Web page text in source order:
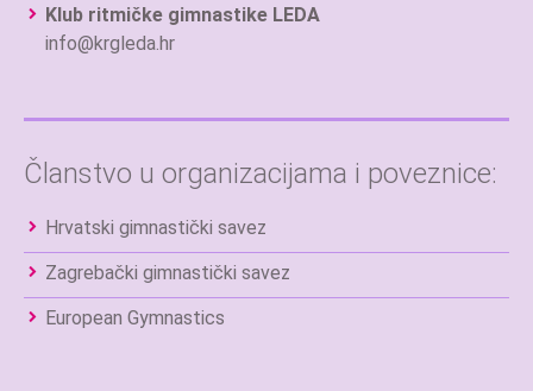
Klub ritmičke gimnastike LEDA
info@krgleda.hr
Članstvo u organizacijama i poveznice:
Hrvatski gimnastički savez
Zagrebački gimnastički savez
European Gymnastics